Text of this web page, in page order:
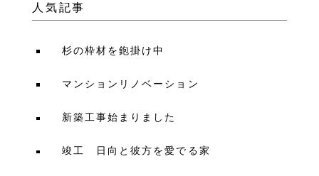
人気記事
杉の枠材を鉋掛け中
マンションリノベーション
新築工事始まりました
竣工 日向と彼方を愛でる家